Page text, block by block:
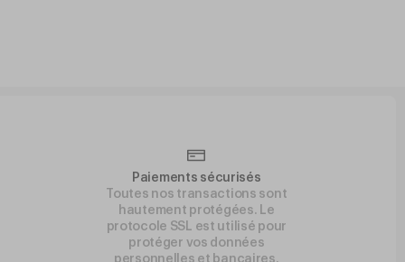
Paiements sécurisés
Toutes nos transactions sont
hautement protégées. Le
protocole SSL est utilisé pour
protéger vos données
personnelles et bancaires.